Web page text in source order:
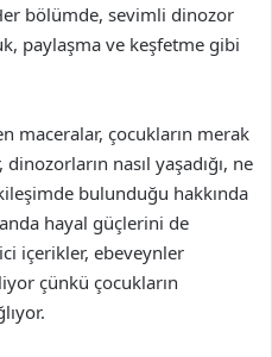
bölümde, sevimli dinozor
paylaşma ve keşfetme gibi
maceralar, çocukların merak
nasıl yaşadığı, ne
bulunduğu hakkında
hayal güçlerini de
içerikler, ebeveynler
çünkü çocukların